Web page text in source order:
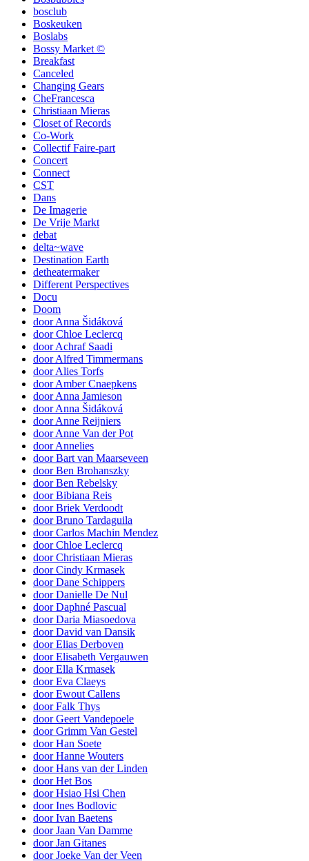
bosclub
Boskeuken
Boslabs
Bossy Market ©
Breakfast
Canceled
Changing Gears
CheFrancesca
Christiaan Mieras
Closet of Records
Co-Work
Collectif Faire-part
Concert
Connect
CST
Dans
De Imagerie
De Vrije Markt
debat
delta~wave
Destination Earth
detheatermaker
Different Perspectives
Docu
Doom
door Anna Šidáková
door Chloe Leclercq
door Achraf Saadi
door Alfred Timmermans
door Alies Torfs
door Amber Cnaepkens
door Anna Jamieson
door Anna Šidáková
door Anne Reijniers
door Anne Van der Pot
door Annelies
door Bart van Maarseveen
door Ben Brohanszky
door Ben Rebelsky
door Bibiana Reis
door Briek Verdoodt
door Bruno Tardaguila
door Carlos Machin Mendez
door Chloe Leclercq
door Christiaan Mieras
door Cindy Krmasek
door Dane Schippers
door Danielle De Nul
door Daphné Pascual
door Daria Miasoedova
door David van Dansik
door Elias Derboven
door Elisabeth Vergauwen
door Ella Krmasek
door Eva Claeys
door Ewout Callens
door Falk Thys
door Geert Vandepoele
door Grimm Van Gestel
door Han Soete
door Hanne Wouters
door Hans van der Linden
door Het Bos
door Hsiao Hsi Chen
door Ines Bodlovic
door Ivan Baetens
door Jaan Van Damme
door Jan Gitanes
door Joeke Van der Veen